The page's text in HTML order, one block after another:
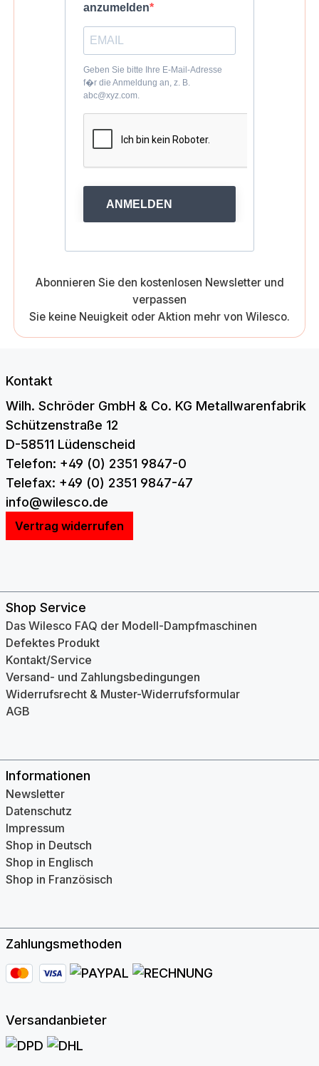
anzumelden
Geben Sie bitte Ihre E-Mail-Adresse
f�r die Anmeldung an, z. B.
abc@xyz.com.
ANMELDEN
Abonnieren Sie den kostenlosen Newsletter und
verpassen
Sie keine Neuigkeit oder Aktion mehr von Wilesco.
Kontakt
Wilh. Schröder GmbH & Co. KG Metallwarenfabrik
Schützenstraße 12
D-58511 Lüdenscheid
Telefon: +49 (0) 2351 9847-0
Telefax: +49 (0) 2351 9847-47
info@wilesco.de
Vertrag widerrufen
Shop Service
Das Wilesco FAQ der Modell-Dampfmaschinen
Defektes Produkt
Kontakt/Service
Versand- und Zahlungsbedingungen
Widerrufsrecht & Muster-Widerrufsformular
AGB
Informationen
Newsletter
Datenschutz
Impressum
Shop in Deutsch
Shop in Englisch
Shop in Französisch
Zahlungsmethoden
Versandanbieter